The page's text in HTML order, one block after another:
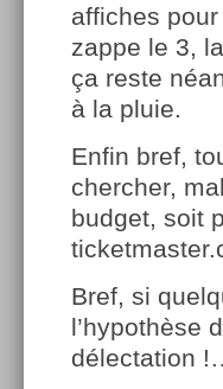
affiches
zappe le 3,
ça reste
à la pluie.
Enfin bref,
chercher,
budget, soit
Bref, si
l’hypothèse
délectation